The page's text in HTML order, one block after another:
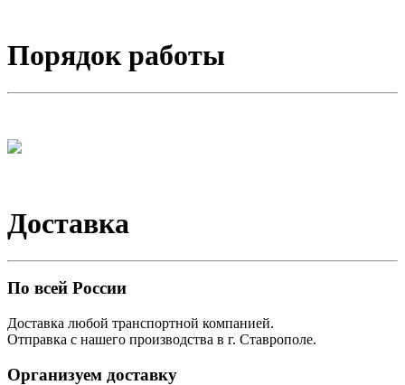
Порядок работы
Доставка
По всей России
Доставка любой транспортной компанией.
Отправка с нашего производства в г. Ставрополе.
Организуем доставку